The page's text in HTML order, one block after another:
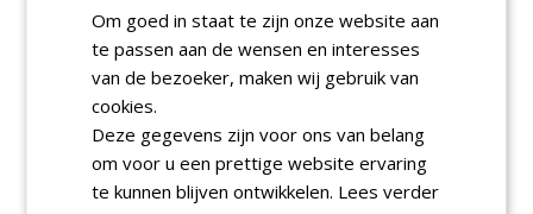
Proefveldmedewerker/
Chauffeur
zaden Nederland B.V.
Kasmedewerker (fulltime) bij
DSV zaden Nederland B.V.
06-08-2026, Ven-Zelderheide
Om goed in staat te zijn onze website aan
te passen aan de wensen en interesses
van de bezoeker, maken wij gebruik van
cookies.
Deze gegevens zijn voor ons van belang
om voor u een prettige website ervaring
te kunnen blijven ontwikkelen. Lees verder